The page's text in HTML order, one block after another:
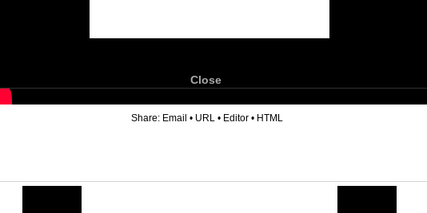
Close
Share: Email • URL • Editor • HTML